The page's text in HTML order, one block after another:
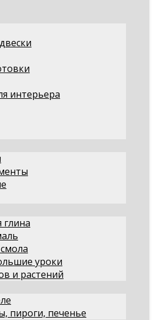
интерьера
уроки
и растений
пироги, печенье